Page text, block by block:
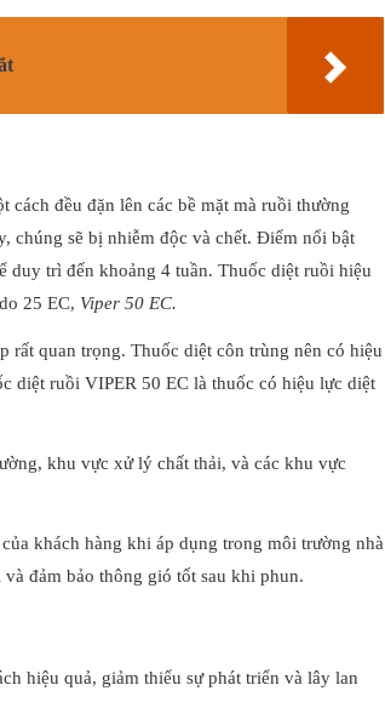
cách đều đặn lên các bề mặt mà ruồi thường
chúng sẽ bị nhiễm độc và chết. Điểm nổi bật
duy trì đến khoảng 4 tuần. Thuốc diệt ruồi hiệu
25 EC, Viper 50 EC.
rất quan trọng. Thuốc diệt côn trùng nên có hiệu
diệt ruồi VIPER 50 EC là thuốc có hiệu lực diệt
khu vực xử lý chất thải, và các khu vực
khách hàng khi áp dụng trong môi trường nhà
đảm bảo thông gió tốt sau khi phun.
hiệu quả, giảm thiểu sự phát triển và lây lan